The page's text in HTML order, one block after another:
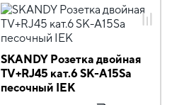
SKANDY Розетка двойная
TV+RJ45 кат.6 SK-A15Sa
песочный IEK